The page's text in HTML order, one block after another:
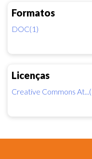
Formatos
DOC(1)
Licenças
Creative Commons